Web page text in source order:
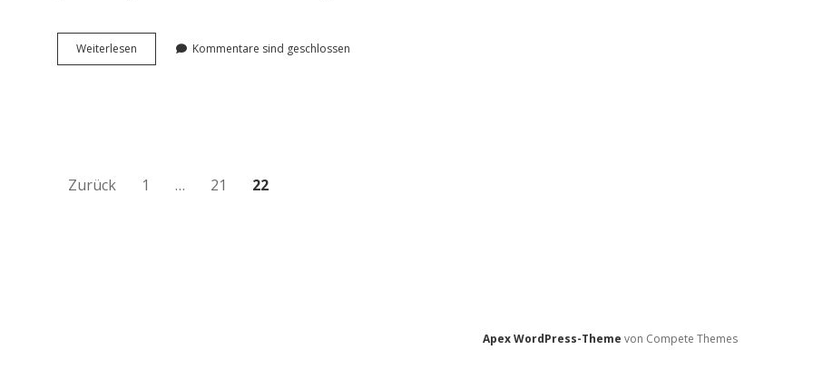
Weiterlesen
einen
Kommentare sind geschlossen
Seitennummerierung
Zurück 1 … 21 22
Apex WordPress-Theme von Compete Themes